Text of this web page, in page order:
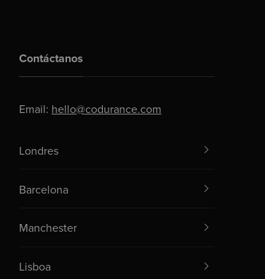
Contáctanos
Email: hello@codurance.com
Londres
Barcelona
Manchester
Lisboa